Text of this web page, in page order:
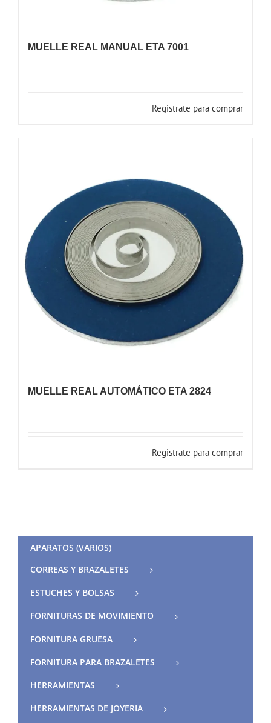
MUELLE REAL MANUAL ETA 7001
Registrate para comprar
MUELLE REAL AUTOMÁTICO ETA 2824
Registrate para comprar
APARATOS (VARIOS)
CORREAS Y BRAZALETES
ESTUCHES Y BOLSAS
FORNITURAS DE MOVIMIENTO
FORNITURA GRUESA
FORNITURA PARA BRAZALETES
HERRAMIENTAS
HERRAMIENTAS DE JOYERIA